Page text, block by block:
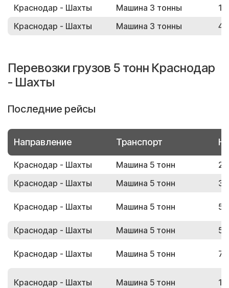
Краснодар - Шахты Машина 3 тонны
Краснодар - Шахты
Машина 3 тонны
Перевозки грузов 5 тонн Краснодар
- Шахты
Последние рейсы
Направление Транспорт
Краснодар - Шахты Машина 5 тонн
Краснодар - Шахты
Машина 5 тонн
Краснодар - Шахты Машина 5 тонн
Краснодар - Шахты Машина 5 тонн
Краснодар - Шахты Машина 5 тонн
Краснодар - Шахты Машина 5 тонн